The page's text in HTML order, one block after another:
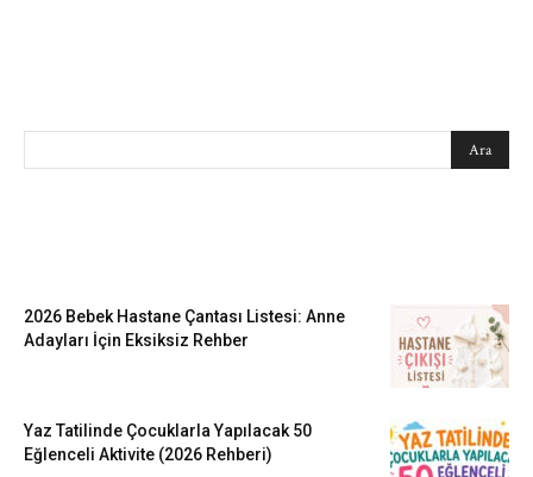
2026 Bebek Hastane Çantası Listesi: Anne
Adayları İçin Eksiksiz Rehber
Yaz Tatilinde Çocuklarla Yapılacak 50
Eğlenceli Aktivite (2026 Rehberi)